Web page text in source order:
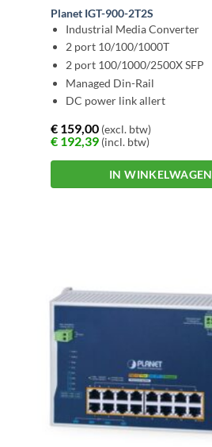
Planet IGT-900-2T2S
Industrial Media Converter
2 port 10/100/1000T
2 port 100/1000/2500X SFP
Managed Din-Rail
DC power link allert
€ 159,00 (excl. btw)
€ 192,39 (incl. btw)
IN WINKELWAGEN